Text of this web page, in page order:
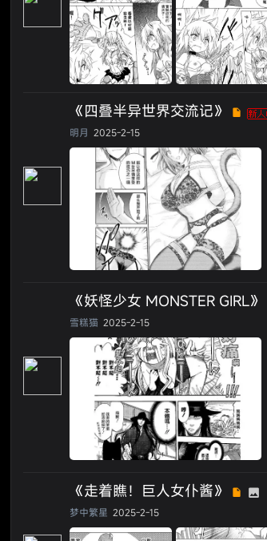
《四叠半异世界交流记》
明月 2025-2-15
《妖怪少女 MONSTER GIRL》
雪糕猫 2025-2-15
《走着瞧！巨人女仆酱》
梦中繁星 2025-2-15